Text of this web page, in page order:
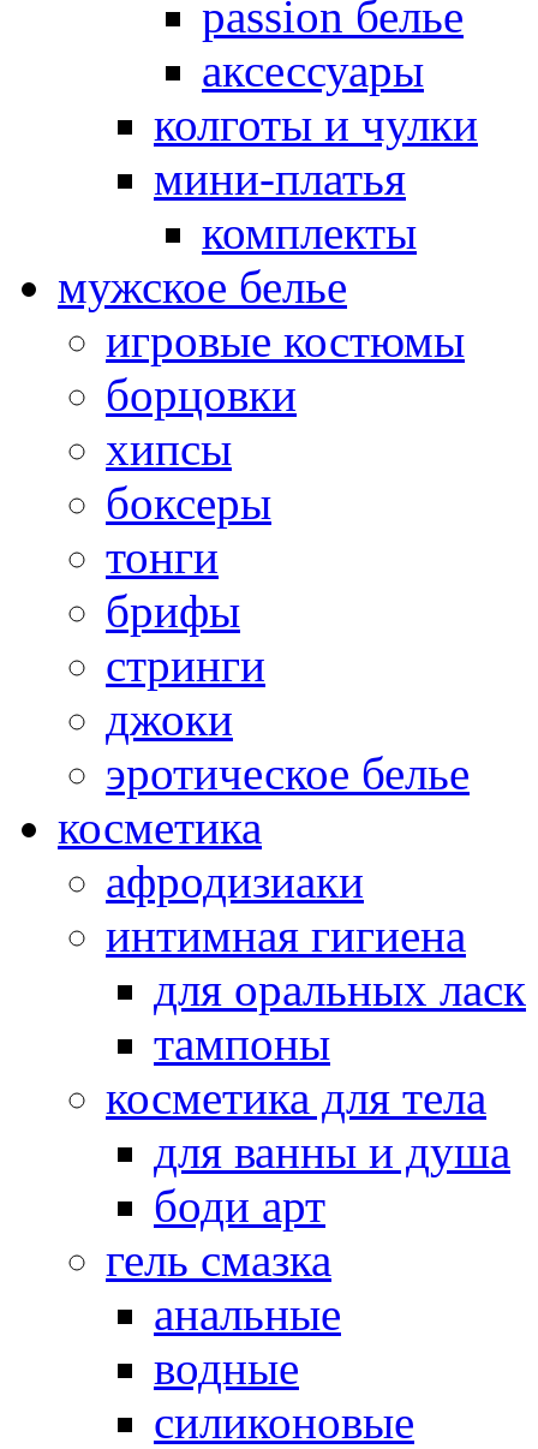
passion белье
аксессуары
колготы и чулки
мини-платья
комплекты
мужское белье
игровые костюмы
борцовки
хипсы
боксеры
тонги
брифы
стринги
джоки
эротическое белье
косметика
афродизиаки
интимная гигиена
для оральных ласк
тампоны
косметика для тела
для ванны и душа
боди арт
гель смазка
анальные
водные
силиконовые